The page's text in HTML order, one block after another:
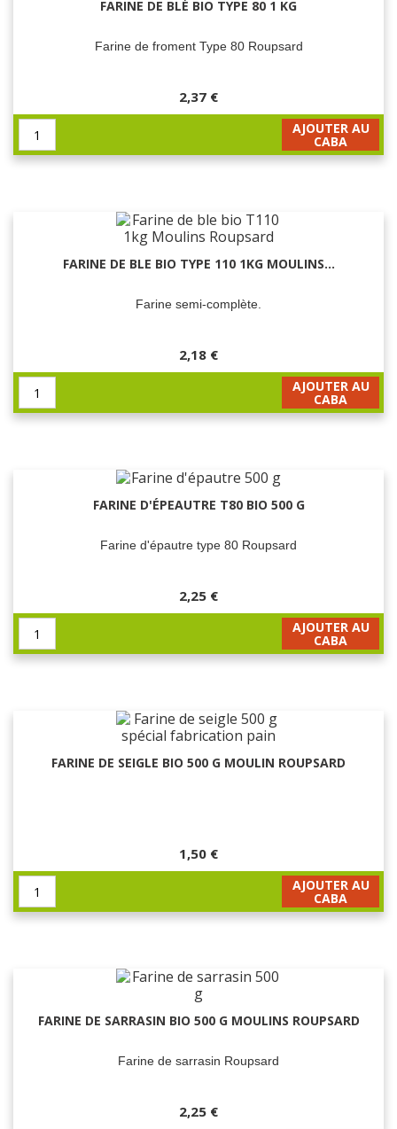
FARINE DE BLÉ BIO TYPE 80 1 KG
Farine de froment Type 80 Roupsard
2,37 €
AJOUTER AU
CABA
FARINE DE BLE BIO TYPE 110 1KG MOULINS...
Farine semi-complète.
2,18 €
AJOUTER AU
CABA
FARINE D'ÉPEAUTRE T80 BIO 500 G
Farine d'épautre type 80 Roupsard
2,25 €
AJOUTER AU
CABA
FARINE DE SEIGLE BIO 500 G MOULIN ROUPSARD
1,50 €
AJOUTER AU
CABA
FARINE DE SARRASIN BIO 500 G MOULINS ROUPSARD
Farine de sarrasin Roupsard
2,25 €